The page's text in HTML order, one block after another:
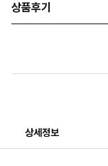
상품후기
상세정보